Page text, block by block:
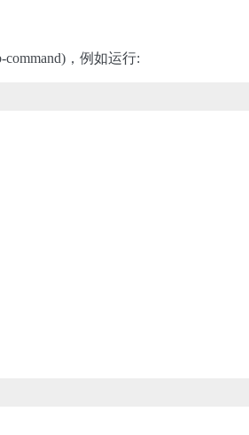
command)，例如运行: